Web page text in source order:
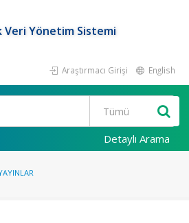
Veri Yönetim Sistemi
Araştırmacı Girişi English
Detaylı Arama